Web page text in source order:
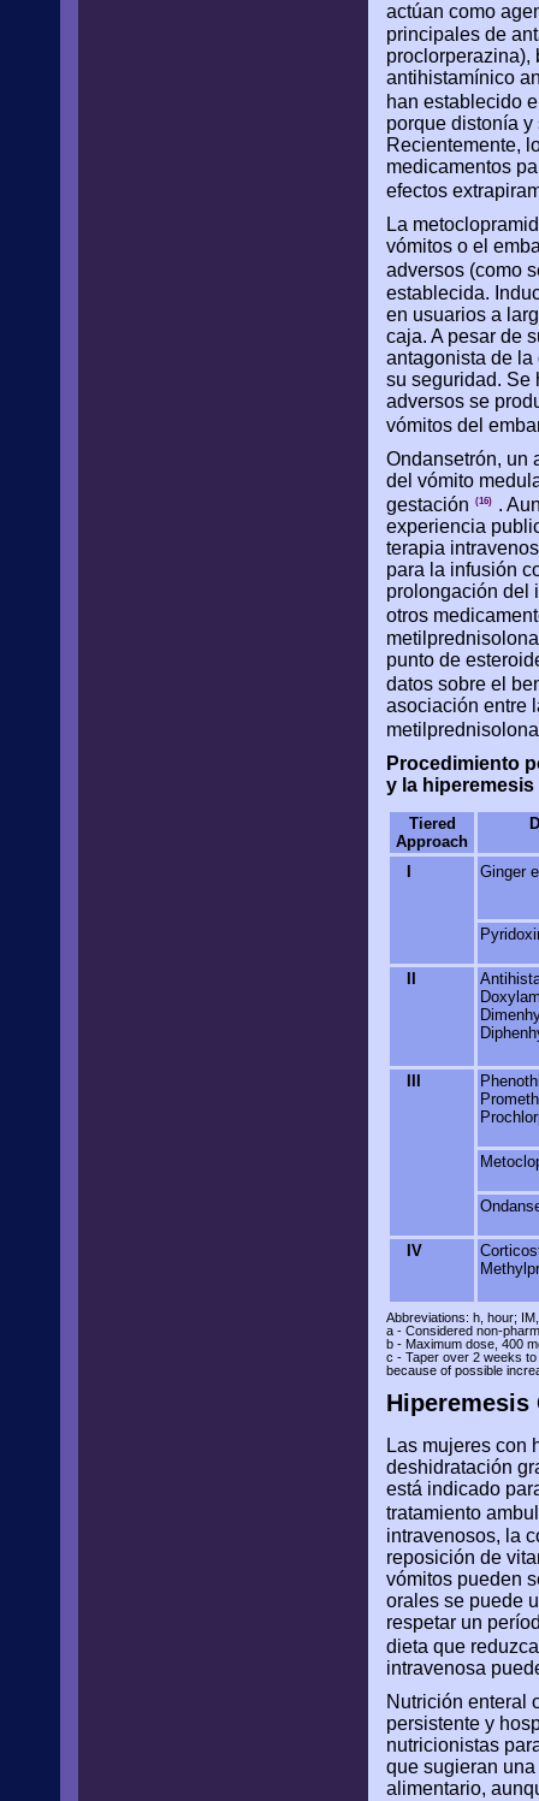
actúan como
principales de
proclorperazina),
antihistamínico
han establecido
porque distonía
Recientemente,
medicamentos
efectos
La
vómitos o el
adversos (como
establecida.
en usuarios a
caja. A pesar de
antagonista de
su seguridad. Se
adversos se
vómitos del
Ondansetrón, un
del vómito
gestación
(16)
.
experiencia
terapia
para la infusión
prolongación del
otros
punto de
datos sobre el
asociación entre
Procedimiento
y la
Tiered
Approach
Ginger
IV
Abbreviations: h, hour;
a - Considered non-
b - Maximum dose, 400
c - Taper over 2 weeks to
because of possible
Hiperemesis
Las mujeres con
deshidratación
está indicado
tratamiento
intravenosos, la
reposición de
vómitos pueden
orales se puede
respetar un
dieta que
intravenosa
Nutrición enteral
persistente y
nutricionistas
que sugieran
alimentario,